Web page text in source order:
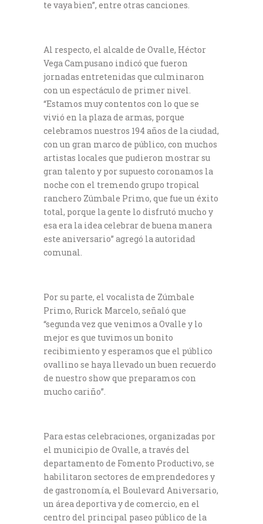
te vaya bien”, entre otras canciones.
Al respecto, el alcalde de Ovalle, Héctor
Vega Campusano indicó que fueron
jornadas entretenidas que culminaron
con un espectáculo de primer nivel.
“Estamos muy contentos con lo que se
vivió en la plaza de armas, porque
celebramos nuestros 194 años de la ciudad,
con un gran marco de público, con muchos
artistas locales que pudieron mostrar su
gran talento y por supuesto coronamos la
noche con el tremendo grupo tropical
ranchero Zúmbale Primo, que fue un éxito
total, porque la gente lo disfrutó mucho y
esa era la idea celebrar de buena manera
este aniversario” agregó la autoridad
comunal.
Por su parte, el vocalista de Zúmbale
Primo, Rurick Marcelo, señaló que
“segunda vez que venimos a Ovalle y lo
mejor es que tuvimos un bonito
recibimiento y esperamos que el público
ovallino se haya llevado un buen recuerdo
de nuestro show que preparamos con
mucho cariño”.
Para estas celebraciones, organizadas por
el municipio de Ovalle, a través del
departamento de Fomento Productivo, se
habilitaron sectores de emprendedores y
de gastronomía, el Boulevard Aniversario,
un área deportiva y de comercio, en el
centro del principal paseo público de la